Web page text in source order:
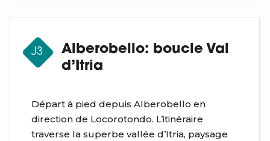
J3
Alberobello: boucle Val
d’Itria
Départ à pied depuis Alberobello en
direction de Locorotondo. L’itinéraire
traverse la superbe vallée d’Itria, paysage